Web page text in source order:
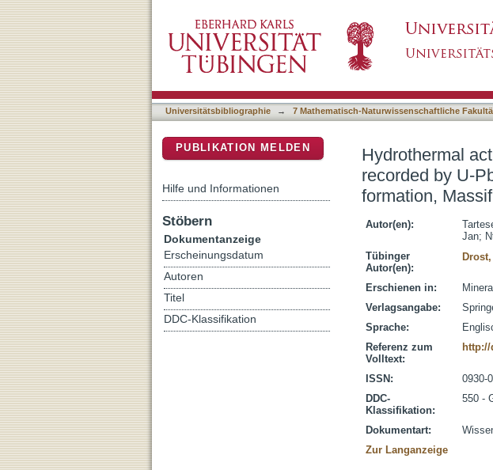
Hydrothermal activity during tectonic
of xenotime in the GrSs Armoricain
Universitätsbibliographie → 7 Mathematisch-Naturwissenschaftliche
Hydrothermal
recorded by U-
formation,
Autor(en):
Jan;
Tübinger
Autor(en):
Erschienen in:
Verlagsangabe:
Sprache:
Referenz zum
Volltext:
http://
ISSN:
0930-
DDC-
Klassifikation:
550 -
Dokumentart:
Zur Langanzeige
PUBLIKATION MELDEN
Hilfe und Informationen
Stöbern
Dokumentanzeige
Erscheinungsdatum
Autoren
Titel
DDC-Klassifikation